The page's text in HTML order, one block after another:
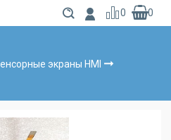
0 0
экраны HMI